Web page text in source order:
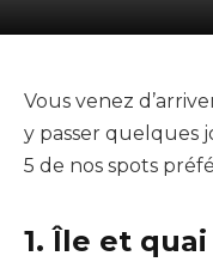
Vous venez
y passer quelques
5 de nos spots
1. Île et